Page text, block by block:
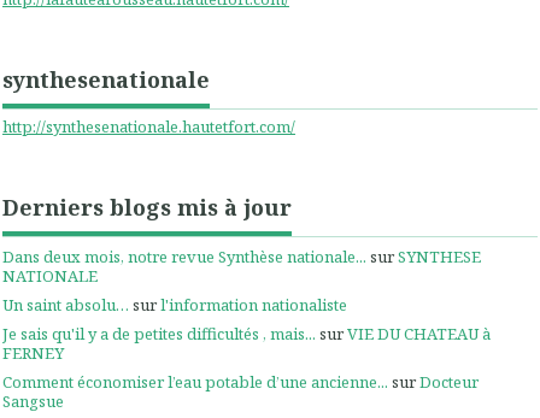
synthesenationale
http://synthesenationale.hautetfort.com/
Derniers blogs mis à jour
Dans deux mois, notre revue Synthèse nationale... surSYNTHESE
NATIONALE
Un saint absolu… surl'information nationaliste
Je sais qu'il y a de petites difficultés , mais... surVIE DU CHATEAU à
FERNEY
Comment économiser l’eau potable d’une ancienne... surDocteur
Sangsue